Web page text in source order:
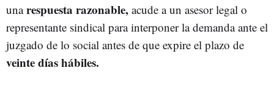
unarespuesta razonable, acude a un asesor legal o
representante sindical para interponer la demanda ante el
juzgado de lo social antes de que expire el plazo de
veinte días hábiles.